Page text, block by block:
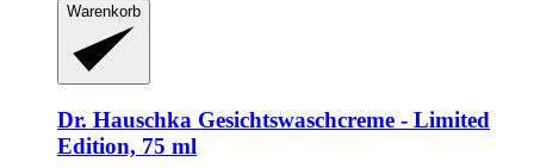
Warenkorb
Dr. Hauschka Gesichtswaschcreme -​ Limited
Edition, 75 ml